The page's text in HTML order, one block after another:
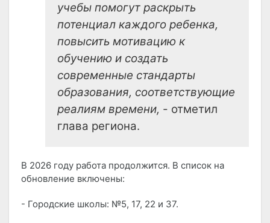
учебы помогут раскрыть
потенциал каждого ребенка,
повысить мотивацию к
обучению и создать
современные стандарты
образования, соответствующие
реалиям времени, - отметил
глава региона.
В 2026 году работа продолжится. В список на
обновление включены:
- Городские школы: №5, 17, 22 и 37.